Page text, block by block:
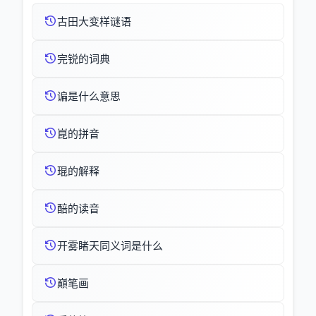
古田大变样谜语
完锐的词典
谝是什么意思
崑的拼音
琨的解释
醅的读音
开雾睹天同义词是什么
巔笔画